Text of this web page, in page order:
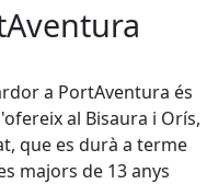
a PortAventura és
al Bisaura i Orís,
que es durà a terme
majors de 13 anys